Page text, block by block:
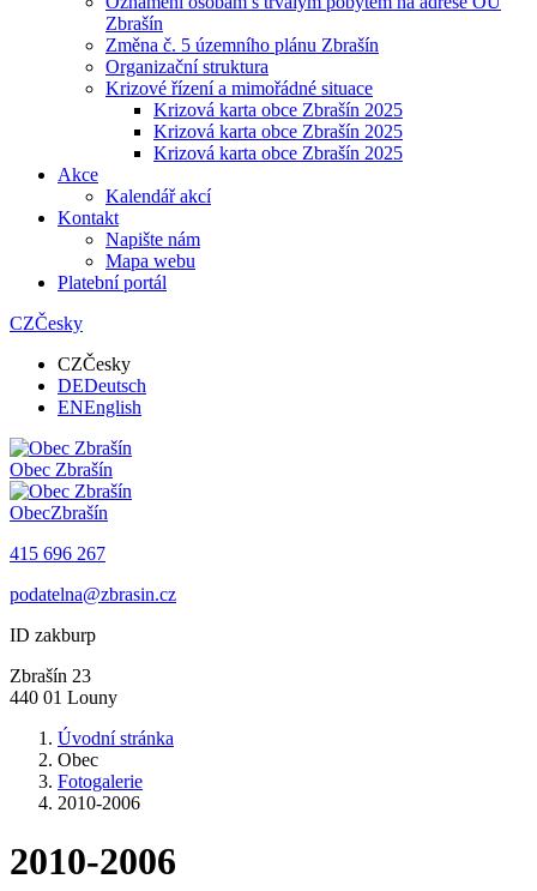
Zbrašín
Změna č. 5 územního plánu Zbrašín
Organizační struktura
Krizové řízení a mimořádné situace
Krizová karta obce Zbrašín 2025
Krizová karta obce Zbrašín 2025
Krizová karta obce Zbrašín 2025
Akce
Kalendář akcí
Kontakt
Napište nám
Mapa webu
Platební portál
CZČesky
CZČesky
DEDeutsch
ENEnglish
Obec Zbrašín
ObecZbrašín
415 696 267
podatelna@zbrasin.cz
ID zakburp
Zbrašín 23
440 01 Louny
Úvodní stránka
Obec
Fotogalerie
2010-2006
2010-2006